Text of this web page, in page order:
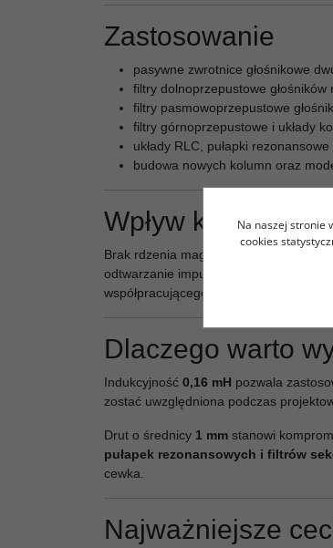
Zastosowanie
pasywne zwrotnice głośnikowe
filtry dolnoprzepustowe głośników
filtry pasmowoprzepustowe
filtry górnoprzepustowe i układy
układy RLC, pułapki
budowa nowych kolumn oraz
Wpływ
Brak rdzenia magnetycznego sprzyja
odtwarzanie impulsów, czytelną
współpracującego głośnika.
Dlaczego warto
Indukcyjność 0,16 mH pozwala
zostać uwzględniona podczas
Drut o średnicy 1 mm stanowi
pułapek rezonansowych i filtrów
cewka.
Najważniejsze
Na naszej stronie
cookies